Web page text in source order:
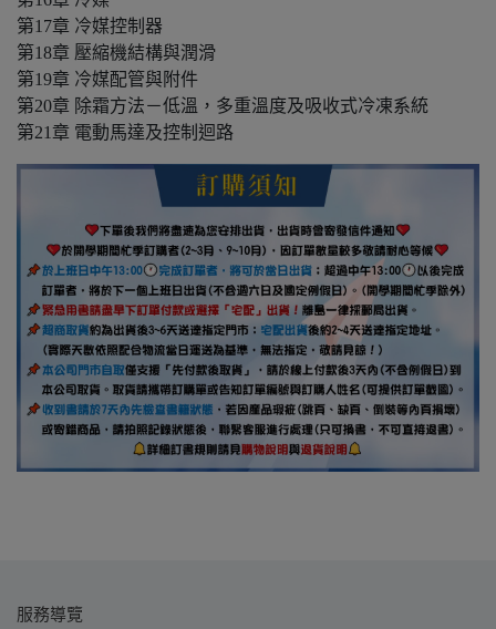
第17章 冷媒控制器
第18章 壓縮機結構與潤滑
第19章 冷媒配管與附件
第20章 除霜方法－低溫，多重溫度及吸收式冷凍系統
第21章 電動馬達及控制迴路
服務導覽